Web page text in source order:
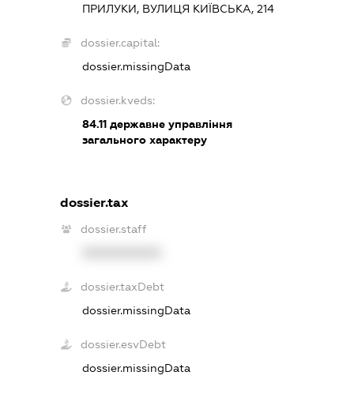
ПРИЛУКИ, ВУЛИЦЯ КИЇВСЬКА, 214
dossier.capital:
dossier.missingData
dossier.kveds:
84.11 державне управління
загального характеру
dossier.tax
dossier.staff
dossier.taxDebt
dossier.missingData
dossier.esvDebt
dossier.missingData